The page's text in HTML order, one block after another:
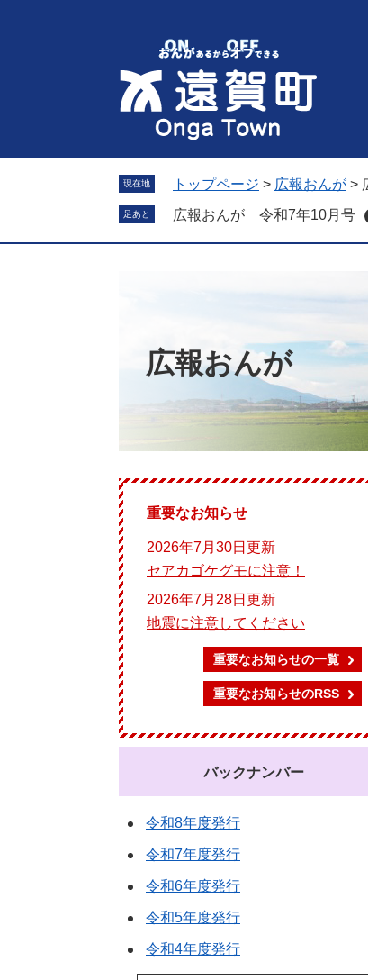
す
し
へ
現在地 トップページ > 広報おんが >
足あと 広報おんが 令和7年10月号
広報おんが
重要なお知らせ
2026年7月30日更新
セアカゴケグモに注意！
2026年7月28日更新
地震に注意してください
重要なお知らせの一覧
重要なお知らせのRSS
バックナンバー
令和8年度発行
令和7年度発行
令和6年度発行
令和5年度発行
令和4年度発行